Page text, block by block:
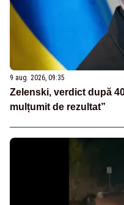
9 aug. 2026, 09:35
Zelenski, verdict după
mulțumit de rezultat”